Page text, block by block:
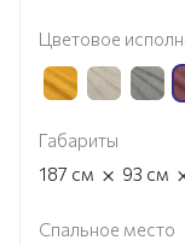
Цветовое
Габариты
187 см × 93 см
Спальное место